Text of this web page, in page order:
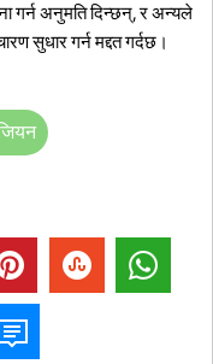
गर्न अनुमति दिन्छन्, र अन्यले
सुधार गर्न मद्दत गर्दछ।